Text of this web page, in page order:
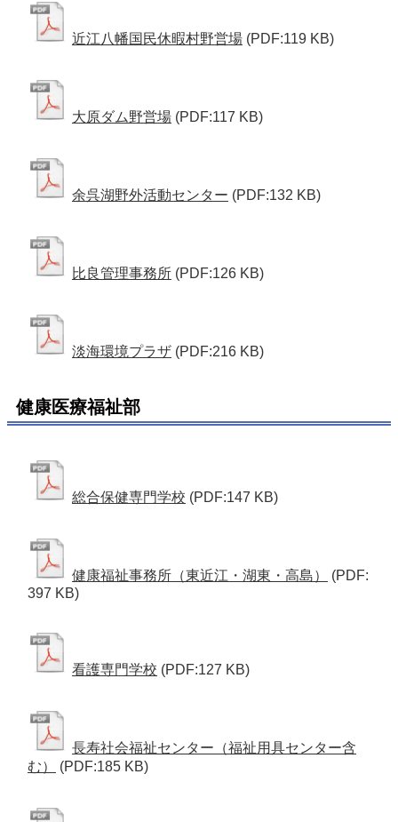
近江八幡国民休暇村野営場 (PDF:119 KB)
大原ダム野営場 (PDF:117 KB)
余呉湖野外活動センター (PDF:132 KB)
比良管理事務所 (PDF:126 KB)
淡海環境プラザ (PDF:216 KB)
健康医療福祉部
総合保健専門学校 (PDF:147 KB)
健康福祉事務所（東近江・湖東・高島）
(PDF:
397 KB)
看護専門学校 (PDF:127 KB)
長寿社会福祉センター（福祉用具センター含
む）
(PDF:185 KB)